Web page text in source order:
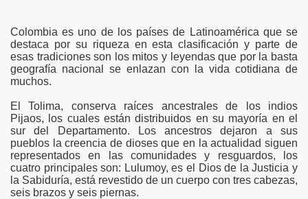
Colombia es uno de los países de Latinoamérica que se
destaca por su riqueza en esta clasificación y parte de
esas tradiciones son los mitos y leyendas que por la basta
geografía nacional se enlazan con la vida cotidiana de
muchos.
El Tolima, conserva raíces ancestrales de los indios
Pijaos, los cuales están distribuidos en su mayoría en el
sur del Departamento. Los ancestros dejaron a sus
pueblos la creencia de dioses que en la actualidad siguen
representados en las comunidades y resguardos, los
cuatro principales son: Lulumoy, es el Dios de la Justicia y
la Sabiduría, está revestido de un cuerpo con tres cabezas,
seis brazos y seis piernas.